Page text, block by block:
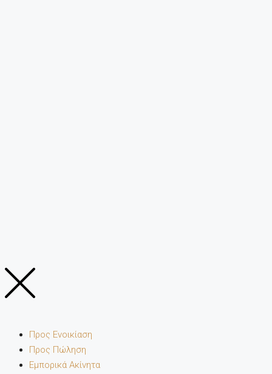
Προς Ενοικίαση
Προς Πώληση
Εμπορικά Ακίνητα